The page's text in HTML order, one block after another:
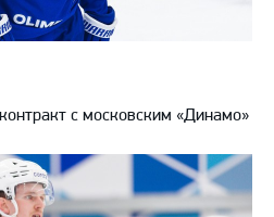
с московским «Динамо»